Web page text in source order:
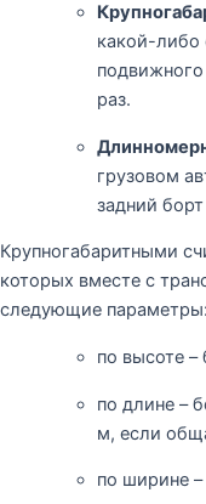
какой-либо
раз.
грузовом
задний
Крупногабаритными
которых вместе с
следующие параметры:
по высоте –
по длине –
м, если
по ширине